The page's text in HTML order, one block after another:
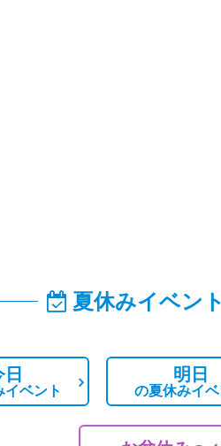
夏休みイベン
日
イベント
明日
の夏休みイベ